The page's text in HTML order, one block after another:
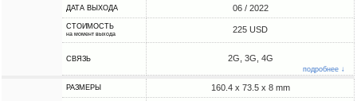
ДАТА ВЫХОДА 06 / 2022
СТОИМОСТЬ
на момент выхода 225 USD
СВЯЗЬ 2G, 3G, 4G
подробнее ↓
РАЗМЕРЫ 160.4 x 73.5 x 8 mm